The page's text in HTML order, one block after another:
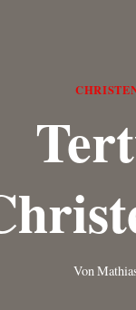
Von